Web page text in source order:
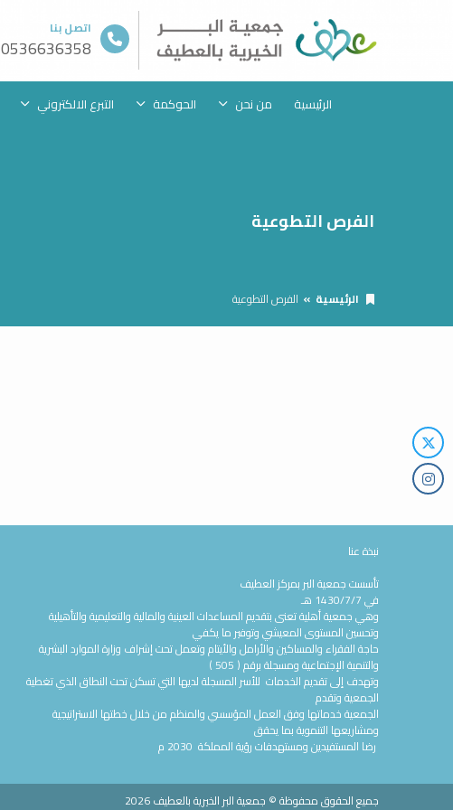
اتصل بنا
0536636358
الرئيسية من نحن الحوكمة التبرع الالكتروني
الفرص التطوعية
الرئيسية الفرص التطوعية
نبذة عنا
تأسست جمعية البر بمركز العطيف
في 1430/7/7 هـ
وهي جمعية أهلية تعنى بتقديم المساعدات العينية والمالية والتعليمية والتأهيلية
وتحسين المستوى المعيشي وتوفير ما يكفي
حاجة الفقراء والمساكين والأرامل والأيتام وتعمل تحت إشراف وزارة الموارد البشرية
والتنمية الإجتماعية ومسجلة برقم ( 505 )
وتهدف إلى تقديم الخدمات للأسر المسجلة لديها التي تسكن تحت النطاق الذي تغطية
الجمعية وتقدم
الجمعية خدماتها وفق العمل المؤسسي والمنظم من خلال خطتها الاستراتيجية
ومشاريعها التنموية بما يحقق
رضا المستفيدين ومستهدفات رؤية المملكة 2030 م
جميع الحقوق محفوظة © جمعية البر الخيرية بالعطيف 2026